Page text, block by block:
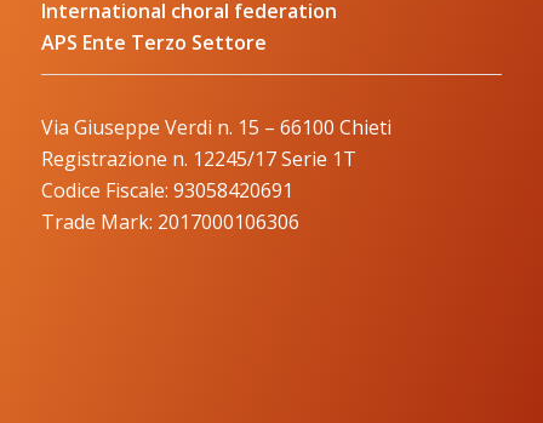
International choral federation
APS Ente Terzo Settore
Via Giuseppe Verdi n. 15 – 66100 Chieti
Registrazione n. 12245/17 Serie 1T
Codice Fiscale: 93058420691
Trade Mark: 2017000106306